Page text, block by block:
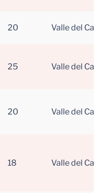
20 Valle del
25 Valle del
20 Valle del
18 Valle del